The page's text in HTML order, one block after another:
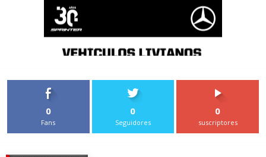
0
Fans
0
Seguidores
0
suscriptores